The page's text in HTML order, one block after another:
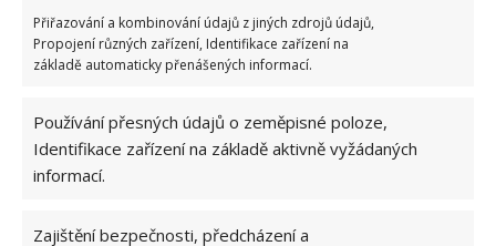
Přiřazování a kombinování údajů z jiných zdrojů údajů,
Propojení různých zařízení, Identifikace zařízení na
základě automaticky přenášených informací.
Používání přesných údajů o zeměpisné poloze,
Identifikace zařízení na základě aktivně vyžádaných
informací.
Zajištění bezpečnosti, předcházení a
mělo být osazeno kameny. Volit můžete
z nejrůznějších kamenných zídek, kaskád či mělkých
sloužit jako způsob, jak vrátit vodu z filtrace zpět do
jezírka.